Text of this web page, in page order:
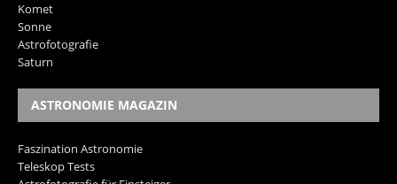
Komet
Sonne
Astrofotografie
Saturn
ASTRONOMIE MAGAZIN
Faszination Astronomie
Teleskop Tests